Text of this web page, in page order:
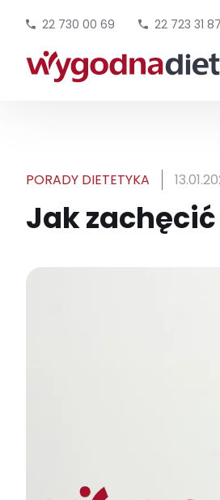
22 730 00 69 22 723 31 87
PORADY DIETETYKA
Jak